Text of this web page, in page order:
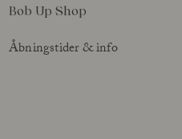
Bob Up Shop
Åbningstider & info